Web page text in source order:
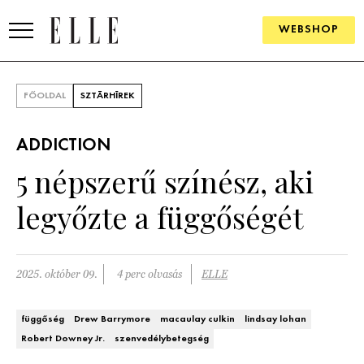
WEBSHOP
SZÉPSÉG
KULTÚRA
PSZICHÉ
ÉLETMÓD
FŐOLDAL SZTÁRHÍREK
ADDICTION
5 népszerű színész, aki
legyőzte a függőségét
2025. október 09. 4 perc olvasás ELLE
függőség Drew Barrymore macaulay culkin
lindsay lohan
Robert Downey Jr.
szenvedélybetegség